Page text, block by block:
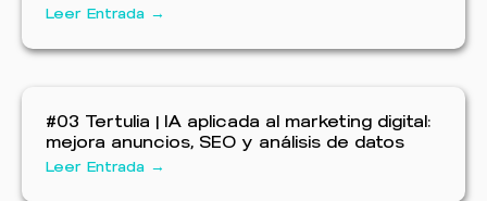
Leer Entrada →
#03 Tertulia | IA aplicada al marketing digital:
mejora anuncios, SEO y análisis de datos
Leer Entrada →